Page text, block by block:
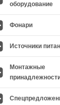
оборудование
Фонари
Источники
Монтажные